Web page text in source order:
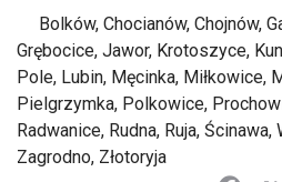
Bolków, Chocianów, Chojnów,
Grębocice, Jawor, Krotoszyce,
Pole, Lubin, Męcinka, Miłkowice,
Pielgrzymka, Polkowice,
Radwanice, Rudna, Ruja,
Zagrodno, Złotoryja